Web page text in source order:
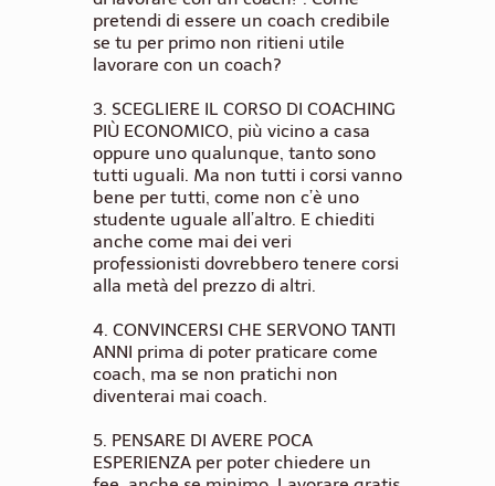
pretendi di essere un coach credibile
se tu per primo non ritieni utile
lavorare con un coach?
3. SCEGLIERE IL CORSO DI COACHING
PIÙ ECONOMICO, più vicino a casa
oppure uno qualunque, tanto sono
tutti uguali. Ma non tutti i corsi vanno
bene per tutti, come non c’è uno
studente uguale all’altro. E chiediti
anche come mai dei veri
professionisti dovrebbero tenere corsi
alla metà del prezzo di altri.
4. CONVINCERSI CHE SERVONO TANTI
ANNI prima di poter praticare come
coach, ma se non pratichi non
diventerai mai coach.
5. PENSARE DI AVERE POCA
ESPERIENZAper poter chiedere un